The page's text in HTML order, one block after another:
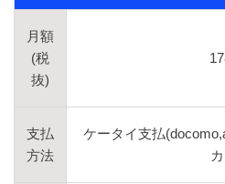
月額
(税
抜)
支払
方法
ケータイ支払